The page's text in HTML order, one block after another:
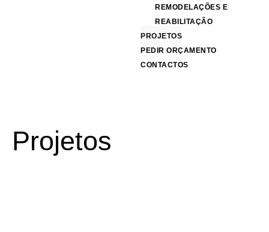
REMODELAÇÕES E
REABILITAÇÃO
PROJETOS
PEDIR ORÇAMENTO
CONTACTOS
Projetos